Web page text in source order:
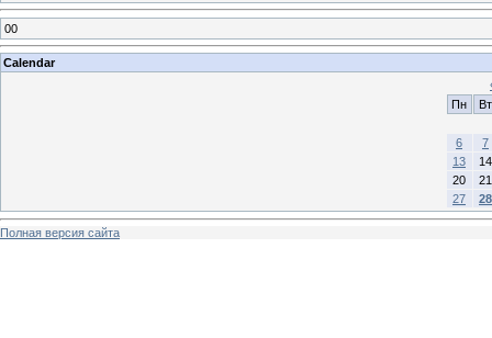
00
Calendar
Пн
Вт
6
7
13
14
20
21
27
28
Полная версия сайта